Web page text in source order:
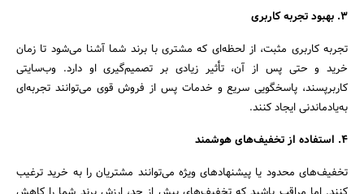
3. بهبود تجربه کاربری
تجربه کاربری مثبت، از لحظه‌ای که مشتری با برند شما آشنا می‌شود تا زمان
خرید و حتی پس از آن، تأثیر زیادی بر تصمیم‌گیری او دارد. وب‌سایتی
کاربرپسند، پاسخگویی سریع و خدمات پس از فروش قوی می‌توانند تجربه‌ای
به‌یادماندنی ایجاد کنند.
4. استفاده از تخفیف‌های هوشمند
تخفیف‌های محدود یا پیشنهادهای ویژه می‌توانند مشتریان را به خرید ترغیب